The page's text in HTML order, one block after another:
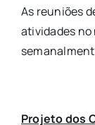
As reuniões
atividades
Projeto dos